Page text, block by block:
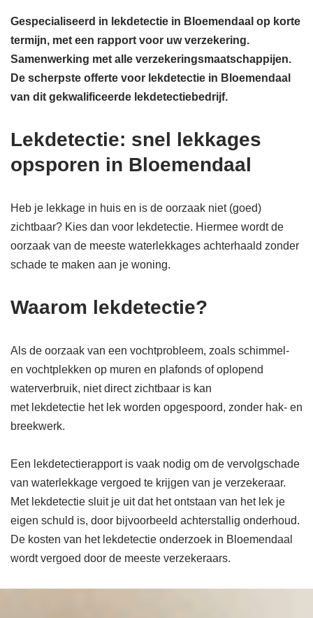
Gespecialiseerd in lekdetectie in Bloemendaal op korte
termijn, met een rapport voor uw verzekering.
Samenwerking met alle verzekeringsmaatschappijen.
De scherpste offerte voor lekdetectie in Bloemendaal
van dit gekwalificeerde lekdetectiebedrijf.
Lekdetectie: snel lekkages
opsporen in Bloemendaal
Heb je lekkage in huis en is de oorzaak niet (goed)
zichtbaar? Kies dan voor lekdetectie. Hiermee wordt de
oorzaak van de meeste waterlekkages achterhaald zonder
schade te maken aan je woning.
Waarom lekdetectie?
Als de oorzaak van een vochtprobleem, zoals schimmel-
en vochtplekken op muren en plafonds of oplopend
waterverbruik, niet direct zichtbaar is kan
met lekdetectie het lek worden opgespoord, zonder hak- en
breekwerk.
Een lekdetectierapport is vaak nodig om de vervolgschade
van waterlekkage vergoed te krijgen van je verzekeraar.
Met lekdetectie sluit je uit dat het ontstaan van het lek je
eigen schuld is, door bijvoorbeeld achterstallig onderhoud.
De kosten van het lekdetectie onderzoek in Bloemendaal
wordt vergoed door de meeste verzekeraars.